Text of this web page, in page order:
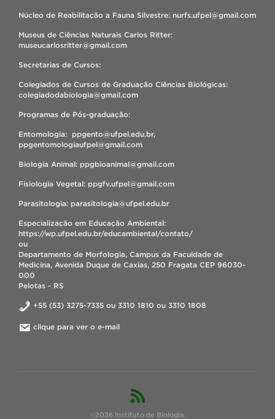
Núcleo de Reabilitação a Fauna Silvestre: nurfs.ufpel@gmail.com
Museus de Ciências Naturais Carlos Ritter:
museucarlosritter@gmail.com
Secretarias de Cursos:
Colegiados de Cursos de Graduação Ciências Biológicas:
colegiadodabiologia@gmail.com
Programas de Pós-graduação:
Entomologia: ppgento@ufpel.edu.br,
ppgentomologiaufpel@gmail.com
Biologia Animal: ppgbioanimal@gmail.com
Fisiologia Vegetal: ppgfv.ufpel@gmail.com
Parasitologia: parasitologia@ufpel.edu.br
Especialização em Educação Ambiental:
https://wp.ufpel.edu.br/educambiental/contato/
ou
Departamento de Morfologia, Campus da Faculdade de
Medicina, Avenida Duque de Caxias, 250 Fragata CEP 96030-
000
Pelotas - RS
+55 (53) 3275-7335 ou 3310 1810 ou 3310 1808
clique para ver o e-mail
©2026 Instituto de Biologia.